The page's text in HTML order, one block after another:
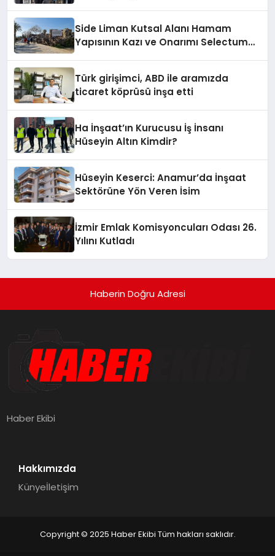
Side Liman Kutsal Alanı Hamam
Yapısının Kazı ve Onarımı Selectum
Türk girişimci, ABD ile aramızda
ticaret köprüsü inşa etti
Ha İnşaat’ın Kurucusu İş İnsanı
Hüseyin Altın Kimdir?
Hüseyin Keserci: Anamur’da İnşaat
Sektörüne Yön Veren İsim
İzmir Emlak Komisyoncuları Odası 26.
Yılını Kutladı
Haberin Doğru Adresi
Haber Ekibi
Hakkımızda
Künyeİletişim
Copyright © 2025 Haber Ekibi Tüm hakları saklıdır.